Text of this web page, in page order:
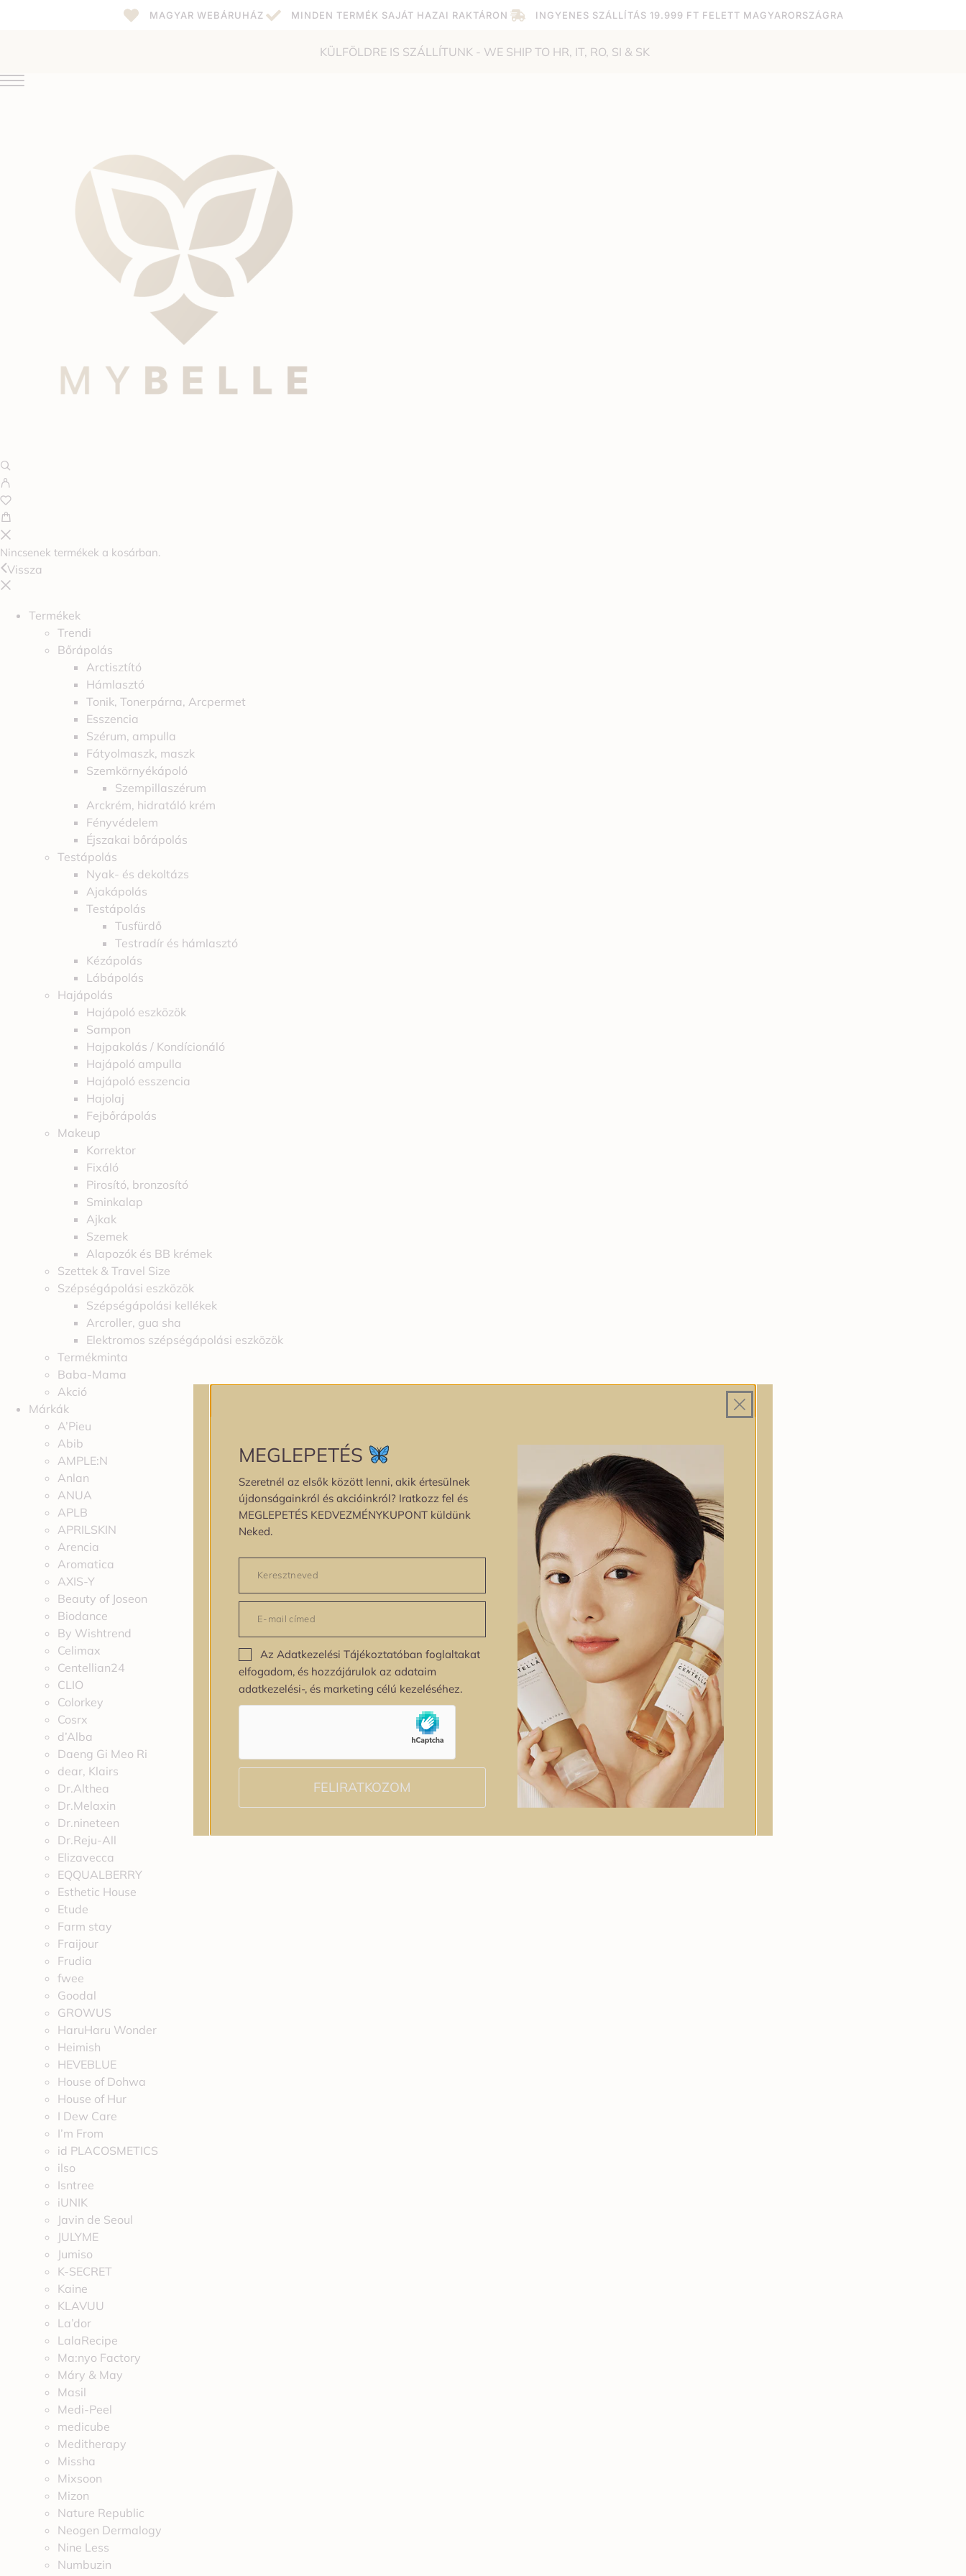
MAGYAR WEBÁRUHÁZ MINDEN TERMÉK SAJÁT HAZAI RAKTÁRON INGYENES SZÁLLÍTÁS 19.999 FT FELETT MAGYARORSZÁGRA
KÜLFÖLDRE IS SZÁLLÍTUNK - WE SHIP TO HR, IT, RO, SI & SK
Nincsenek termékek a kosárban.
Vissza
Termékek
Trendi
Bőrápolás
Arctisztító
Hámlasztó
Tonik, Tonerpárna, Arcpermet
Esszencia
Szérum, ampulla
Fátyolmaszk, maszk
Szemkörnyékápoló
Szempillaszérum
Arckrém, hidratáló krém
Fényvédelem
Éjszakai bőrápolás
Testápolás
Nyak- és dekoltázs
Ajakápolás
Testápolás
Tusfürdő
Testradír és hámlasztó
Kézápolás
Lábápolás
Hajápolás
Hajápoló eszközök
Sampon
Hajpakolás / Kondícionáló
Hajápoló ampulla
Hajápoló esszencia
Hajolaj
Fejbőrápolás
Makeup
Korrektor
Fixáló
Pirosító, bronzosító
Sminkalap
Ajkak
Szemek
Alapozók és BB krémek
Szettek & Travel Size
Szépségápolási eszközök
Szépségápolási kellékek
Arcroller, gua sha
Elektromos szépségápolási eszközök
Termékminta
Baba-Mama
Akció
Márkák
A’Pieu
Abib
AMPLE:N
Anlan
ANUA
APLB
APRILSKIN
Arencia
Aromatica
AXIS-Y
Beauty of Joseon
Biodance
By Wishtrend
Celimax
Centellian24
CLIO
Colorkey
Cosrx
d’Alba
Daeng Gi Meo Ri
dear, Klairs
Dr.Althea
Dr.Melaxin
Dr.nineteen
Dr.Reju-All
Elizavecca
EQQUALBERRY
Esthetic House
Etude
Farm stay
Fraijour
Frudia
fwee
Goodal
GROWUS
HaruHaru Wonder
Heimish
HEVEBLUE
House of Dohwa
House of Hur
I Dew Care
I’m From
id PLACOSMETICS
ilso
Isntree
iUNIK
Javin de Seoul
JULYME
Jumiso
K-SECRET
Kaine
KLAVUU
La’dor
LalaRecipe
Ma:nyo Factory
Máry & May
Masil
Medi-Peel
medicube
Meditherapy
Missha
Mixsoon
Mizon
Nature Republic
Neogen Dermalogy
Nine Less
Numbuzin
MEGLEPETÉS
Szeretnél az elsők között lenni, akik értesülnek
újdonságainkról és akcióinkról? Iratkozz fel és
MEGLEPETÉS KEDVEZMÉNYKUPONT küldünk
Neked.
Az Adatkezelési Tájékoztatóban foglaltakat
elfogadom, és hozzájárulok az adataim
adatkezelési-, és marketing célú kezeléséhez.
FELIRATKOZOM